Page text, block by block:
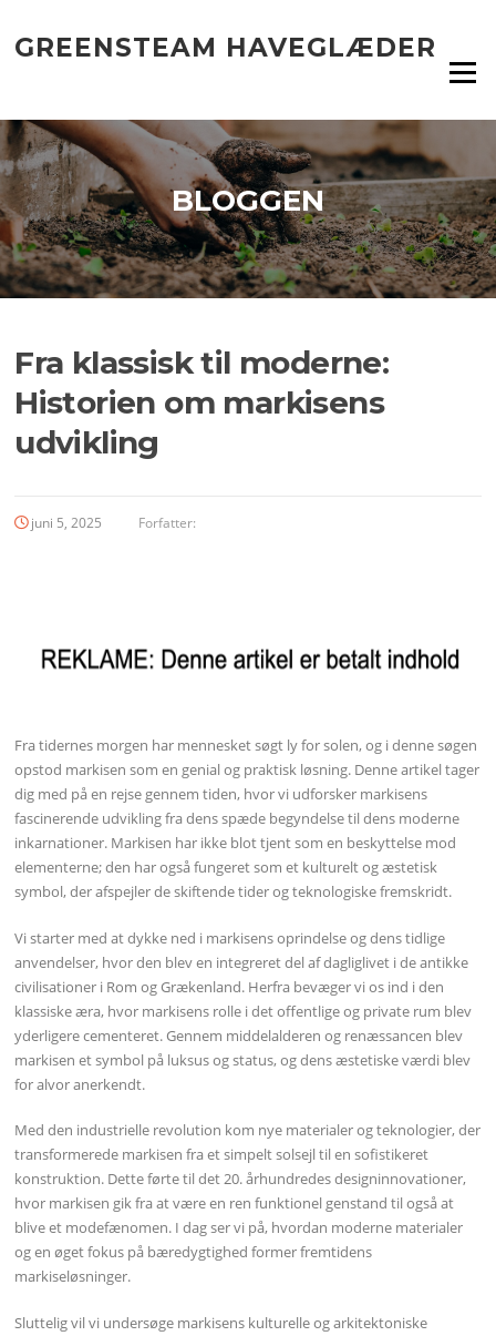
indhold
GREENSTEAM HAVEGLÆDER
Menu
BLOGGEN
Fra klassisk til moderne:
Historien om markisens
udvikling
juni 5, 2025 Forfatter:
Fra tidernes morgen har mennesket søgt ly for solen, og i denne søgen
opstod markisen som en genial og praktisk løsning. Denne artikel tager
dig med på en rejse gennem tiden, hvor vi udforsker markisens
fascinerende udvikling fra dens spæde begyndelse til dens moderne
inkarnationer. Markisen har ikke blot tjent som en beskyttelse mod
elementerne; den har også fungeret som et kulturelt og æstetisk
symbol, der afspejler de skiftende tider og teknologiske fremskridt.
Vi starter med at dykke ned i markisens oprindelse og dens tidlige
anvendelser, hvor den blev en integreret del af dagliglivet i de antikke
civilisationer i Rom og Grækenland. Herfra bevæger vi os ind i den
klassiske æra, hvor markisens rolle i det offentlige og private rum blev
yderligere cementeret. Gennem middelalderen og renæssancen blev
markisen et symbol på luksus og status, og dens æstetiske værdi blev
for alvor anerkendt.
Med den industrielle revolution kom nye materialer og teknologier, der
transformerede markisen fra et simpelt solsejl til en sofistikeret
konstruktion. Dette førte til det 20. århundredes designinnovationer,
hvor markisen gik fra at være en ren funktionel genstand til også at
blive et modefænomen. I dag ser vi på, hvordan moderne materialer
og en øget fokus på bæredygtighed former fremtidens
markiseløsninger.
Sluttelig vil vi undersøge markisens kulturelle og arkitektoniske